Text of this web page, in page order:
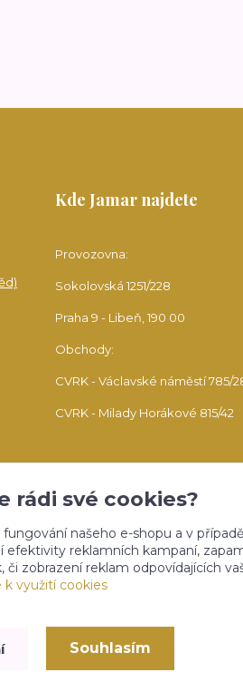
Kde Jamar najdete
Provozovna:
Sokolovská 1251/228
Praha 9 - Libeň, 190 00
Obchody:
CVRK - Václavské náměstí 785/
CVRK - Milady Horákové 815/42
sběr cookies.
Eshop-rychle.cz
rádi své cookies?
našeho e-shopu a v
reklamních kampaní,
či zobrazení reklam odpovídajících
k využití cookies
Souhlasím